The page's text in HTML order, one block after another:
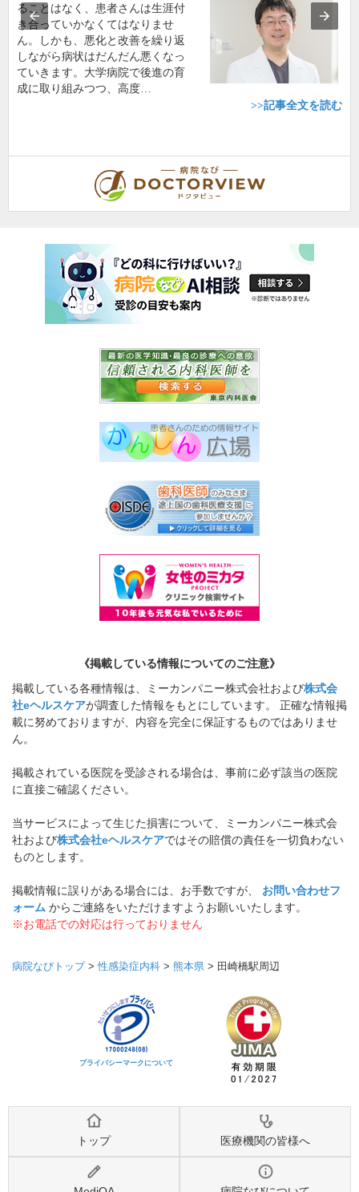
ることはなく、患者さんは生涯付
き合っていかなくてはなりませ
ん。しかも、悪化と改善を繰り返
しながら病状はだんだん悪くなっ
ていきます。大学病院で後進の育
成に取り組みつつ、高度…
>>記事全文を読む
《掲載している情報についてのご注意》
掲載している各種情報は、ミーカンパニー株式会社および株式会
社eヘルスケアが調査した情報をもとにしています。 正確な情報掲
載に努めておりますが、内容を完全に保証するものではありませ
ん。
掲載されている医院を受診される場合は、事前に必ず該当の医院
に直接ご確認ください。
当サービスによって生じた損害について、ミーカンパニー株式会
社および株式会社eヘルスケアではその賠償の責任を一切負わない
ものとします。
掲載情報に誤りがある場合には、お手数ですが、 お問い合わせフ
ォーム からご連絡をいただけますようお願いいたします。
※お電話での対応は行っておりません
病院なびトップ>性感染症内科 > 熊本県 > 田崎橋駅周辺
プライバシーマークについて
トップ 医療機関の皆様へ